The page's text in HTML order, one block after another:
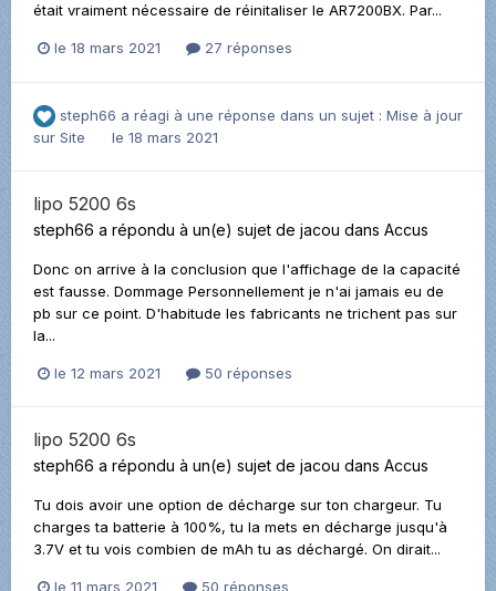
était vraiment nécessaire de réinitaliser le AR7200BX. Par...
le 18 mars 2021 27 réponses
steph66 a réagi à une réponse dans un sujet : Mise à jour
sur Site
le 18 mars 2021
lipo 5200 6s
steph66 a répondu à un(e) sujet de jacou dans Accus
Donc on arrive à la conclusion que l'affichage de la capacité
est fausse. Dommage Personnellement je n'ai jamais eu de
pb sur ce point. D'habitude les fabricants ne trichent pas sur
la...
le 12 mars 2021 50 réponses
lipo 5200 6s
steph66 a répondu à un(e) sujet de jacou dans Accus
Tu dois avoir une option de décharge sur ton chargeur. Tu
charges ta batterie à 100%, tu la mets en décharge jusqu'à
3.7V et tu vois combien de mAh tu as déchargé. On dirait...
le 11 mars 2021 50 réponses